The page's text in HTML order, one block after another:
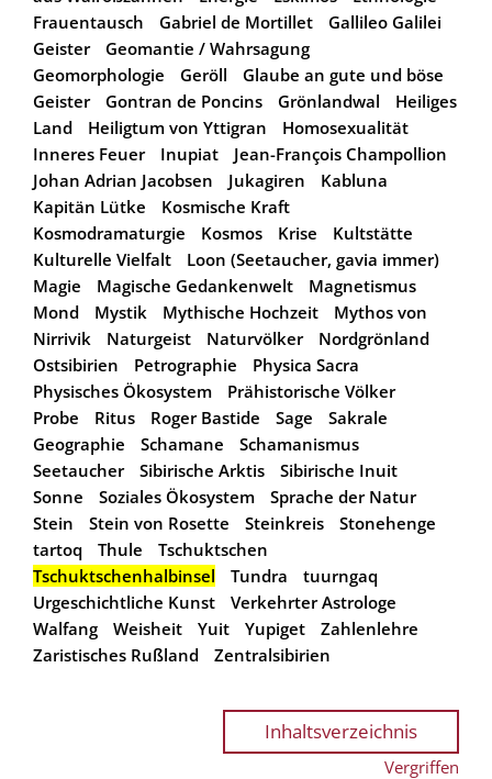
Frauentausch
Gabriel de Mortillet
Gallileo Galilei
Geister
Geomantie / Wahrsagung
Geomorphologie
Geröll
Glaube an gute und böse
Geister
Gontran de Poncins Grönlandwal
Heiliges
Land
Heiligtum von Yttigran
Homosexualität
Inneres Feuer
Inupiat
Jean-François Champollion
Johan Adrian Jacobsen
Jukagiren
Kabluna
Kapitän Lütke
Kosmische Kraft
Kosmodramaturgie
Kosmos Krise
Kultstätte
Kulturelle Vielfalt
Loon (Seetaucher, gavia immer)
Magie
Magische Gedankenwelt
Magnetismus
Mond
Mystik Mythische Hochzeit
Mythos von
Nirrivik
Naturgeist Naturvölker
Nordgrönland
Ostsibirien
Petrographie
Physica Sacra
Physisches Ökosystem
Prähistorische Völker
Probe
Ritus Roger Bastide Sage
Sakrale
Geographie
Schamane
Schamanismus
Seetaucher
Sibirische Arktis
Sibirische Inuit
Sonne
Soziales Ökosystem
Sprache der Natur
Stein
Stein von Rosette Steinkreis
Stonehenge
tartoq
Thule
Tschuktschen
Tschuktschenhalbinsel
Tundra
tuurngaq
Urgeschichtliche Kunst
Verkehrter Astrologe
Walfang
Weisheit Yuit Yupiget
Zahlenlehre
Zaristisches Rußland
Zentralsibirien
Inhaltsverzeichnis
Vergriffen